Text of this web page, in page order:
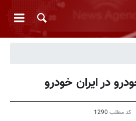
کد مطلب 1290